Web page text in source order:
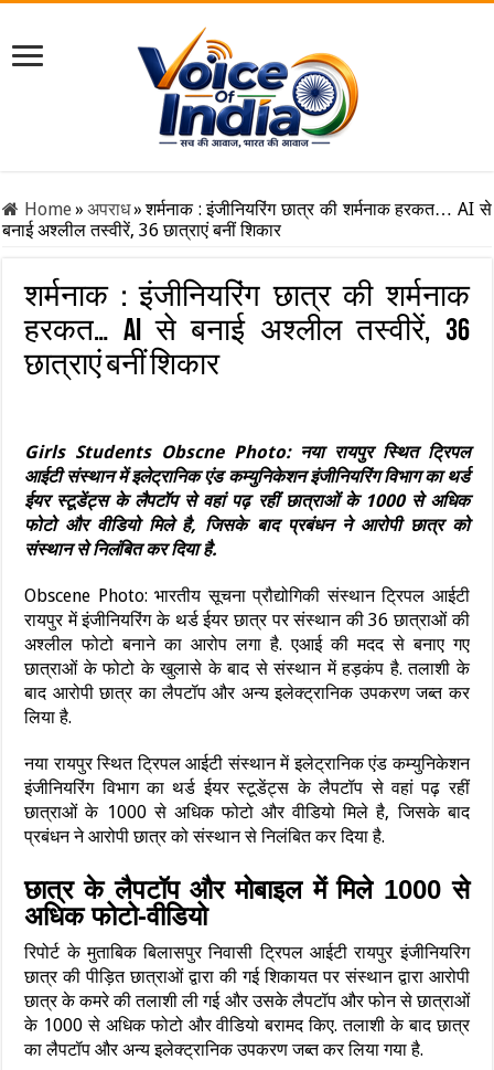
Home» अपराध» शर्मनाक : इंजीनियरिंग छात्र की शर्मनाक हरकत… AI से
बनाई अश्लील तस्वीरें, 36 छात्राएं बनीं शिकार
शर्मनाक : इंजीनियरिंग छात्र की शर्मनाक
हरकत… AI से बनाई अश्लील तस्वीरें, 36
छात्राएं बनीं शिकार
Girls Students Obscne Photo: नया रायपुर स्थित ट्रिपल
आईटी संस्थान में इलेट्रानिक एंड कम्युनिकेशन इंजीनियरिंग विभाग का थर्ड
ईयर स्टूडेंट्स के लैपटॉप से वहां पढ़ रहीं छात्राओं के 1000 से अधिक
फोटो और वीडियो मिले है, जिसके बाद प्रबंधन ने आरोपी छात्र को
संस्थान से निलंबित कर दिया है.
Obscene Photo: भारतीय सूचना प्रौद्योगिकी संस्थान ट्रिपल आईटी
रायपुर में इंजीनियरिंग के थर्ड ईयर छात्र पर संस्थान की 36 छात्राओं की
अश्लील फोटो बनाने का आरोप लगा है. एआई की मदद से बनाए गए
छात्राओं के फोटो के खुलासे के बाद से संस्थान में हड़कंप है. तलाशी के
बाद आरोपी छात्र का लैपटॉप और अन्य इलेक्ट्रानिक उपकरण जब्त कर
लिया है.
नया रायपुर स्थित ट्रिपल आईटी संस्थान में इलेट्रानिक एंड कम्युनिकेशन
इंजीनियरिंग विभाग का थर्ड ईयर स्टूडेंट्स के लैपटॉप से वहां पढ़ रहीं
छात्राओं के 1000 से अधिक फोटो और वीडियो मिले है, जिसके बाद
प्रबंधन ने आरोपी छात्र को संस्थान से निलंबित कर दिया है.
छात्र के लैपटॉप और मोबाइल में मिले 1000 से
अधिक फोटो-वीडियो
रिपोर्ट के मुताबिक बिलासपुर निवासी ट्रिपल आईटी रायपुर इंजीनियरिग
छात्र की पीड़ित छात्राओं द्वारा की गई शिकायत पर संस्थान द्वारा आरोपी
छात्र के कमरे की तलाशी ली गई और उसके लैपटॉप और फोन से छात्राओं
के 1000 से अधिक फोटो और वीडियो बरामद किए. तलाशी के बाद छात्र
का लैपटॉप और अन्य इलेक्ट्रानिक उपकरण जब्त कर लिया गया है.